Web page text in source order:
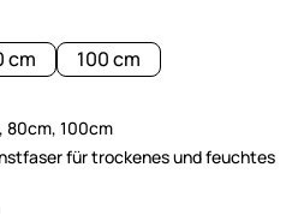
cm 100 cm
80cm, 100cm
für trockenes und feuchtes